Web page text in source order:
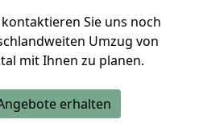
Sie uns noch
Umzug von
mit Ihnen zu planen.
erhalten